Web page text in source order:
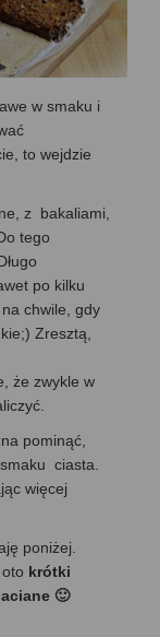
w smaku i
to wejdzie
z bakaliami,
tego
po kilku
chwile, gdy
Zresztą,
że zwykle w
pominąć,
ciasta.
więcej
poniżej.
oto krótki
🙂